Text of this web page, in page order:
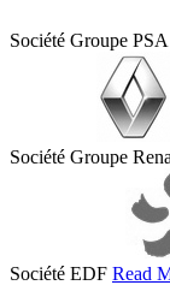
Société Groupe PSA
Société Groupe
Société EDF Read